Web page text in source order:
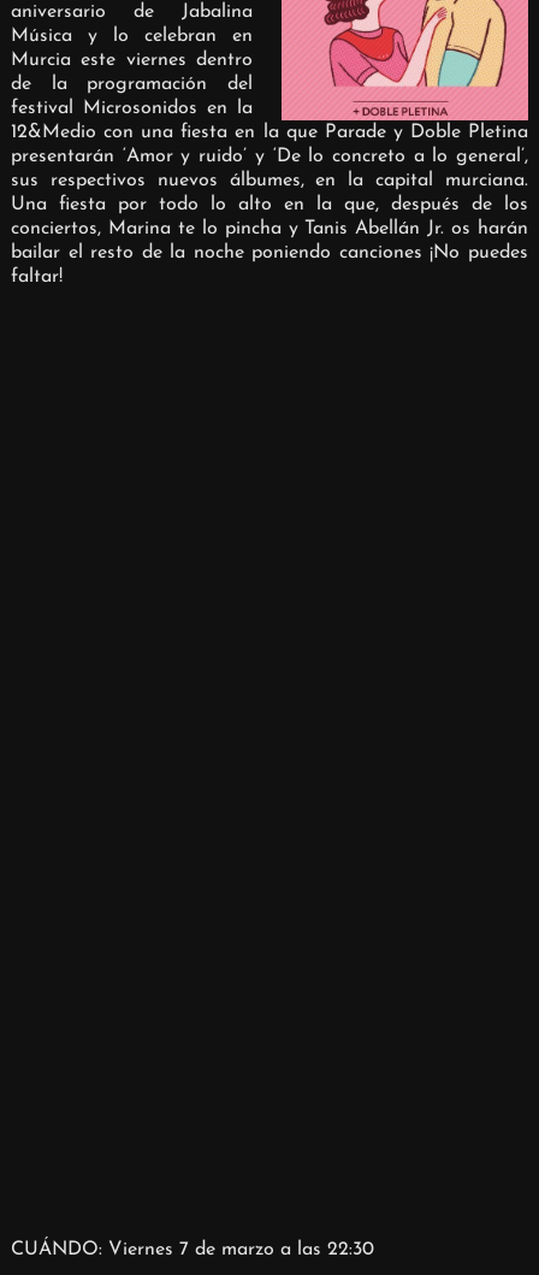
aniversario de Jabalina
Música y lo celebran en
Murcia este viernes dentro
de la programación del
festival Microsonidos en la
12&Medio con una fiesta en la que Parade y Doble Pletina
presentarán ‘Amor y ruido’ y ‘De lo concreto a lo general’,
sus respectivos nuevos álbumes, en la capital murciana.
Una fiesta por todo lo alto en la que, después de los
conciertos, Marina te lo pincha y Tanis Abellán Jr. os harán
bailar el resto de la noche poniendo canciones ¡No puedes
faltar!
CUÁNDO: Viernes 7 de marzo a las 22:30